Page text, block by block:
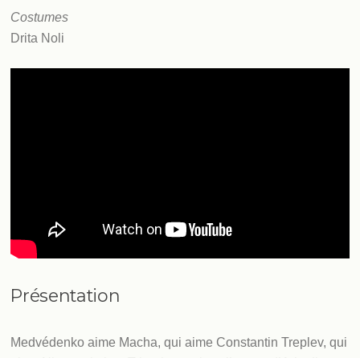
Costumes
Drita Noli
Présentation
Medvédenko aime Macha, qui aime Constantin Treplev, qui